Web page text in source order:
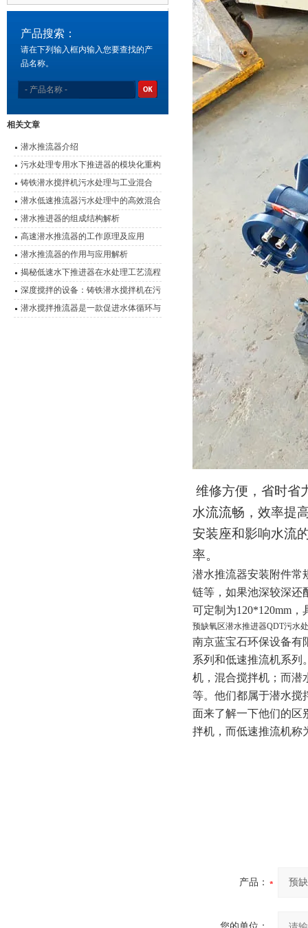
产品搜索：
请在下列输入框内输入您要查找的产
品名称。
相关文章
潜水推流器介绍
污水处理专用水下推进器的模块化重构
与效能优化
铸铁潜水搅拌机污水处理与工业混合
的“隐形推手”
潜水低速推流器污水处理中的高效混合
动力
潜水推进器的组成结构解析
高速潜水推流器的工作原理及应用
潜水推流器的作用与应用解析
揭秘低速水下推进器在水处理工艺流程
中的应用
深度搅拌的设备：铸铁潜水搅拌机在污
水处理中的作用
潜水搅拌推流器是一款促进水体循环与
维修方便，省时省
水流流畅，效率提
安装座和影响水流
率。
潜水推流器安装附件常
链等，如果池深较深还
可定制为120*120mm
预缺氧区潜水推进器QDT污水
南京蓝宝石环保设备有
系列和低速推流机系列
机，混合搅拌机；而潜
等。他们都属于潜水搅
面来了解一下他们的区
拌机，而低速推流机称
产品：